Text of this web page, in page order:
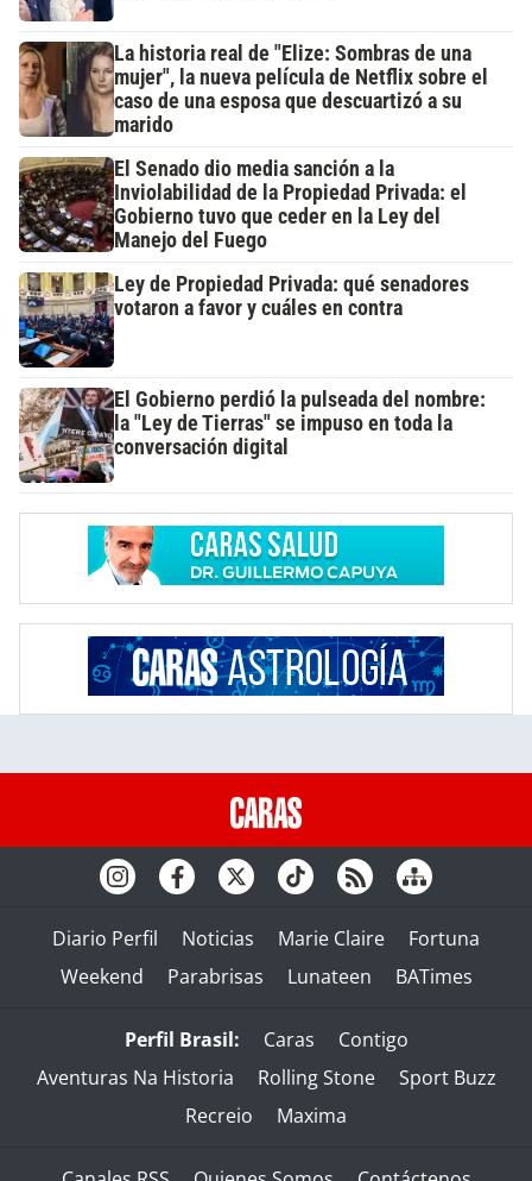
La historia real de "Elize: Sombras de una
mujer", la nueva película de Netflix sobre el
caso de una esposa que descuartizó a su
marido
El Senado dio media sanción a la
Inviolabilidad de la Propiedad Privada: el
Gobierno tuvo que ceder en la Ley del
Manejo del Fuego
Ley de Propiedad Privada: qué senadores
votaron a favor y cuáles en contra
El Gobierno perdió la pulseada del nombre:
la "Ley de Tierras" se impuso en toda la
conversación digital
Diario Perfil Noticias Marie Claire
Fortuna
Weekend
Parabrisas Lunateen BATimes
Perfil Brasil: Caras
Contigo
Aventuras Na Historia
Rolling Stone
Sport Buzz
Recreio
Maxima